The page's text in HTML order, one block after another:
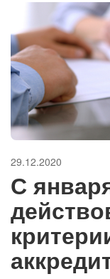
29.12.2020
С